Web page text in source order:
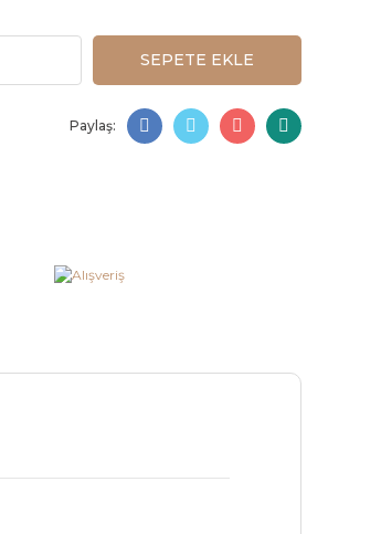
SEPETE EKLE
Paylaş: